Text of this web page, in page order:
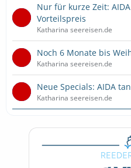
Nur für kurze Zeit:
Vorteilspreis
Katharina seereisen.de
Noch 6 Monate bis
Katharina seereisen.de
Neue Specials: AIDA
Katharina seereisen.de